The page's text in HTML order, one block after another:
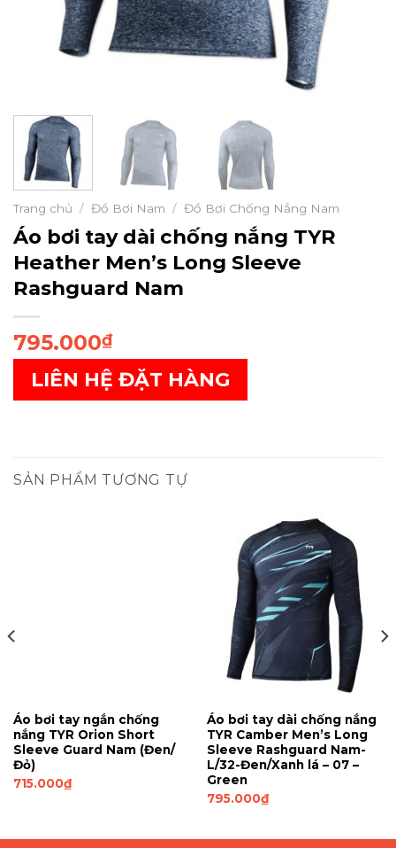
Trang chủ / Đồ Bơi Nam / Đồ Bơi Chống Nắng Nam
Áo bơi tay dài chống nắng TYR
Heather Men’s Long Sleeve
Rashguard Nam
795.000₫
LIÊN HỆ ĐẶT HÀNG
SẢN PHẨM TƯƠNG TỰ
Áo bơi tay ngắn chống
nắng TYR Orion Short
Sleeve Guard Nam (Đen/
Đỏ)
715.000₫
Áo bơi tay dài chống nắng
TYR Camber Men’s Long
Sleeve Rashguard Nam-
L/32-Đen/Xanh lá – 07 –
Green
795.000₫